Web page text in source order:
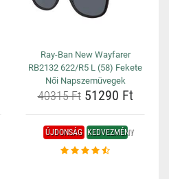
Ray-Ban New Wayfarer
RB2132 622/R5 L (58) Fekete
Női Napszemüvegek
40315 Ft51290 Ft
ÚJDONSÁG KEDVEZMÉNY